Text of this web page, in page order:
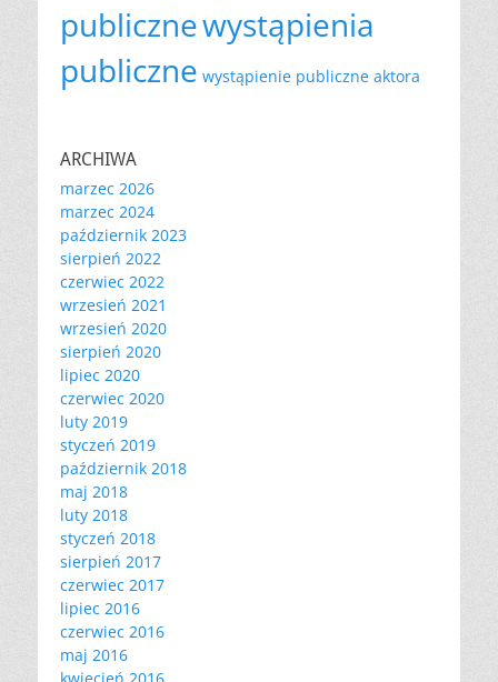
publicznewystąpienia
publiczne wystąpienie publiczne aktora
ARCHIWA
marzec 2026
marzec 2024
październik 2023
sierpień 2022
czerwiec 2022
wrzesień 2021
wrzesień 2020
sierpień 2020
lipiec 2020
czerwiec 2020
luty 2019
styczeń 2019
październik 2018
maj 2018
luty 2018
styczeń 2018
sierpień 2017
czerwiec 2017
lipiec 2016
czerwiec 2016
maj 2016